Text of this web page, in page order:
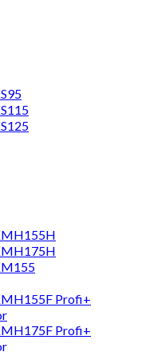
Profi+
Profi+